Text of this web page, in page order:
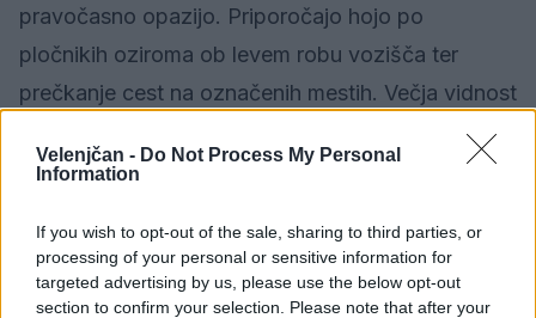
Velenjčan - Do Not Process My Personal
Information
If you wish to opt-out of the sale, sharing to third parties, or
processing of your personal or sensitive information for
targeted advertising by us, please use the below opt-out
section to confirm your selection. Please note that after your
pravočasno opazijo. Priporočajo hojo po
pločnikih oziroma ob levem robu vozišča ter
prečkanje cest na označenih mestih. Večja vidnost
Za vsiljivo in žaljivo beračenje je predpisana tudi
denarna kazen po Zakonu o varstvu javnega reda